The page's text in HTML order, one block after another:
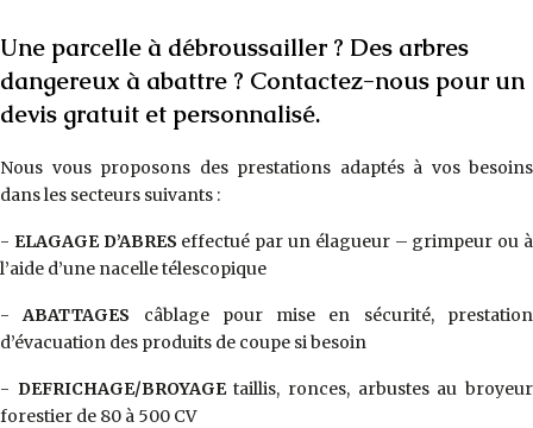
Une parcelle à débroussailler ? Des arbres
dangereux à abattre ? Contactez-nous pour un
devis gratuit et personnalisé.
Nous vous proposons des prestations adaptés à vos besoins
dans les secteurs suivants :
- ELAGAGE D’ABRES effectué par un élagueur – grimpeur ou à
l’aide d’une nacelle télescopique
-ABATTAGES câblage pour mise en sécurité, prestation
d’évacuation des produits de coupe si besoin
- DEFRICHAGE/BROYAGEtaillis, ronces, arbustes au broyeur
forestier de 80 à 500 CV